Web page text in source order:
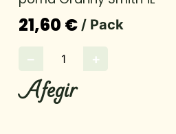
21,60 € / Pack
− +
Afegir